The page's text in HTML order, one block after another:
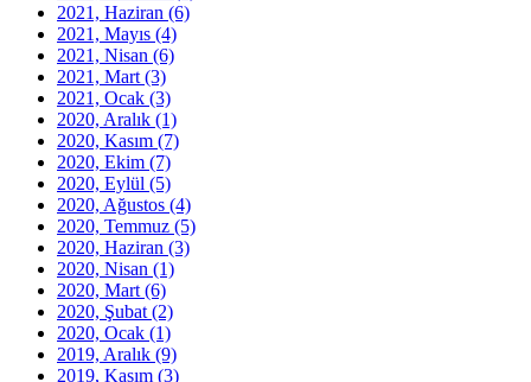
2021, Haziran (6)
2021, Mayıs (4)
2021, Nisan (6)
2021, Mart (3)
2021, Ocak (3)
2020, Aralık (1)
2020, Kasım (7)
2020, Ekim (7)
2020, Eylül (5)
2020, Ağustos (4)
2020, Temmuz (5)
2020, Haziran (3)
2020, Nisan (1)
2020, Mart (6)
2020, Şubat (2)
2020, Ocak (1)
2019, Aralık (9)
2019, Kasım (3)